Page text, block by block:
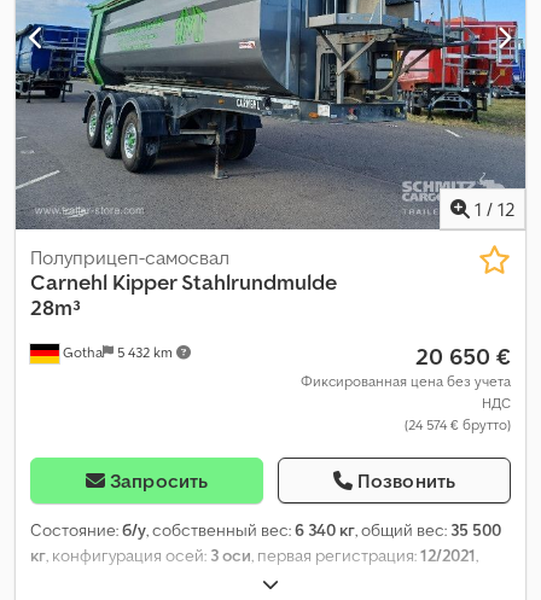
1 / 12
Gotha 5 432 km
Полуприцеп-самосвал
Carnehl Kipper Stahlrundmulde
28m³
20 650 €
Фиксированная цена без учета
НДС
(24 574 € брутто)
Запросить Позвонить
Состояние:б/у, собственный вес:6 340 кг, общий вес: 35 500
кг , конфигурация осей: 3 оси , первая регистрация:12/2021
7 000 мм